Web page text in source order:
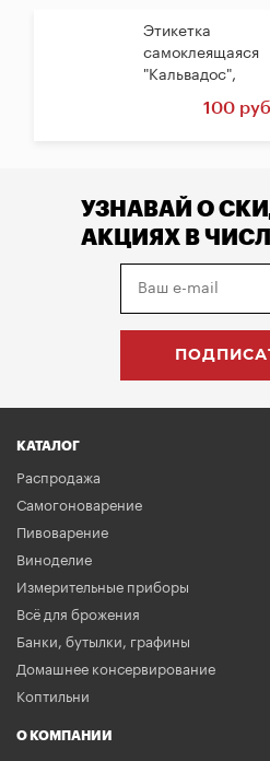
Этикетка
самоклеящаяся
"Кальвадос",
прямоугольная,...
100 руб
УЗНАВАЙ О
АКЦИЯХ В
КАТАЛОГ
Распродажа
Самогоноварение
Пивоварение
Виноделие
Измерительные приборы
Всё для брожения
Банки, бутылки, графины
Домашнее консервирование
Коптильни
О КОМПАНИИ